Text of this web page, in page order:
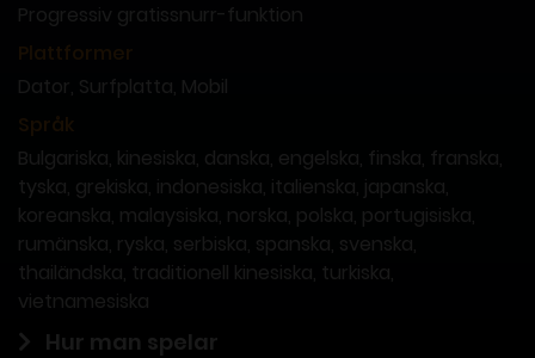
Progressiv gratissnurr-funktion
Dator, Surfplatta, Mobil
Språk
Bulgariska, kinesiska, danska, engelska, finska, franska,
tyska, grekiska, indonesiska, italienska, japanska,
koreanska, malaysiska, norska, polska, portugisiska,
rumänska, ryska, serbiska, spanska, svenska,
thailändska, traditionell kinesiska, turkiska,
vietnamesiska
Hur man spelar